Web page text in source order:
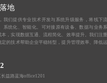
地
我们提供专业技术开发与系统升级服务，将线下
系统化、智能化。可对接原有设备、数据与业务
，实现数据互通、流程简化、效率提升。我们注
的技术帮助企业平稳转型，提升管理效率、降低
益路蓝海office1201